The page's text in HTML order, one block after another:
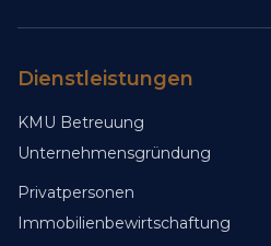
Dienstleistungen
KMU Betreuung
Unternehmensgründung
Privatpersonen
Immobilienbewirtschaftung